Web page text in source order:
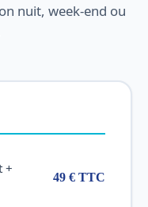
nuit, week-end ou
+
49 € TTC